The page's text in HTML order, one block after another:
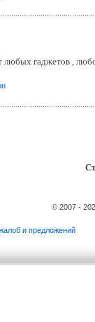
гаджетов ,
© 2007 -
и предложений